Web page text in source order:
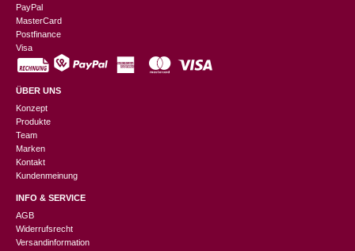
PayPal
MasterCard
Postfinance
Visa
ÜBER UNS
Konzept
Produkte
Team
Marken
Kontakt
Kundenmeinung
INFO & SERVICE
AGB
Widerrufsrecht
Versandinformation